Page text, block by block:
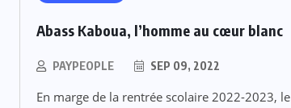
Abass Kaboua, l’homme au cœur blanc
PAYPEOPLE SEP 09, 2022
En marge de la rentrée scolaire 2022-2023, le